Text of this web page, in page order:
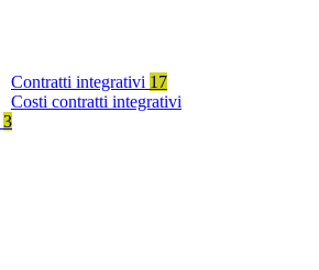
Contratti integrativi 17
Costi contratti integrativi
3